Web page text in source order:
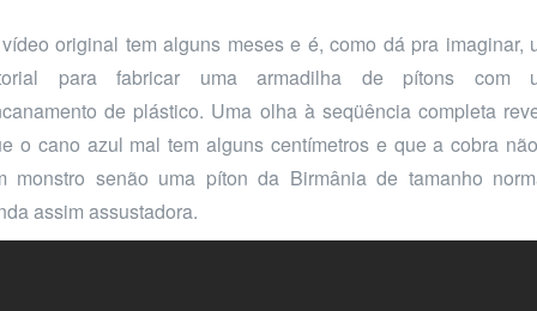
original tem alguns meses e é, como dá pra imaginar,
para fabricar uma armadilha de pítons com
de plástico. Uma olha à seqüência completa
o cano azul mal tem alguns centímetros e que a cobra
monstro senão uma píton da Birmânia de tamanho
assim assustadora.